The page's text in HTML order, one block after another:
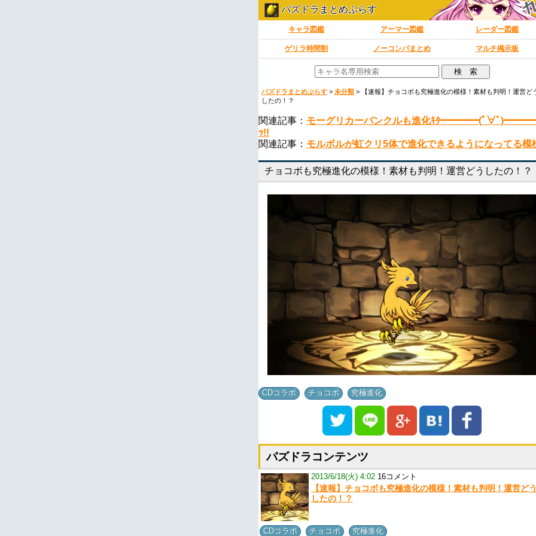
パズドラまとめぷらす
キャラ図鑑 アーマー図鑑 レーダー図鑑
ゲリラ時間割 ノーコンパまとめ マルチ掲示板
パズドラまとめぷらす > 未分類 >
【速報】チョコボも究極進化の模様！素材も判明！運営ど
したの！？
関連記事： モーグリカーバンクルも進化ｷﾀ━━━━(ﾟ∀ﾟ
ｯ!!
関連記事： モルボルが虹クリ5体で進化できるようになってる模
チョコボも究極進化の模様！素材も判明！運営どうしたの！？
CDコラボ チョコボ 究極進化
パズドラコンテンツ
2013/6/18(火) 4:02 16コメント
【速報】チョコボも究極進化の模様！素材も判明！運営ど
したの！？
CDコラボ チョコボ 究極進化